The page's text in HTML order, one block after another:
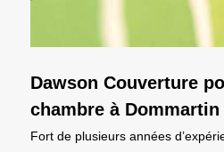
Dawson Couverture
chambre à Dommartin
Fort de plusieurs années